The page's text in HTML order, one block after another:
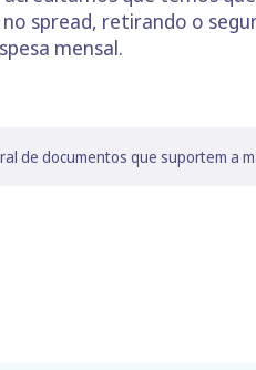
spread, retirando o
mensal.
de documentos que suportem a